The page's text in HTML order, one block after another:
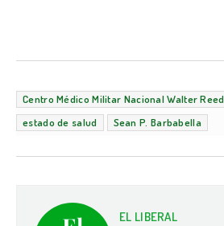
Centro Médico Militar Nacional Walter Reed
estado de salud
Sean P. Barbabella
EL LIBERAL